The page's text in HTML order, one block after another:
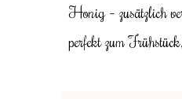
Honig – zusätzlich
perfekt zum